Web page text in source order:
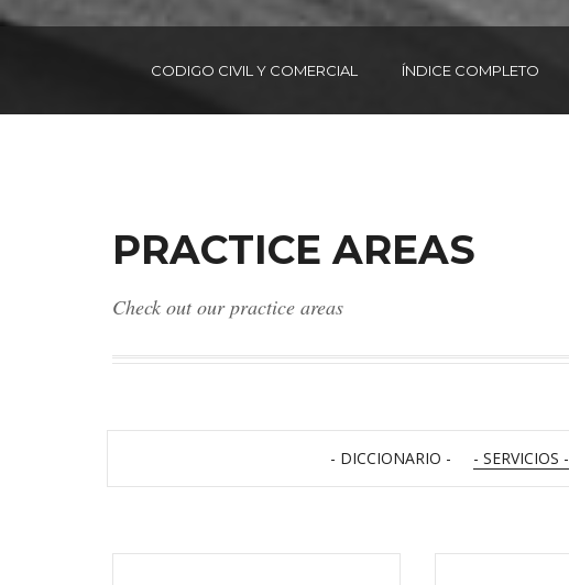
CODIGO CIVIL Y COMERCIAL ÍNDICE COMPLETO
PRACTICE AREAS
Check out our practice areas
- DICCIONARIO - - SERVICIOS -